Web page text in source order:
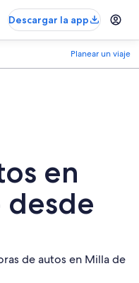
Descargar la app
Planear un viaje
en
desde
de autos en Milla de